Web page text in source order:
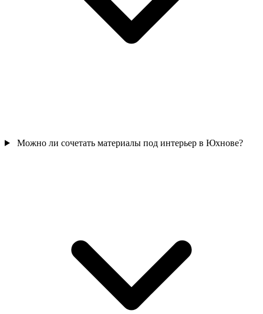
Можно ли сочетать материалы под интерьер в Юхнове?